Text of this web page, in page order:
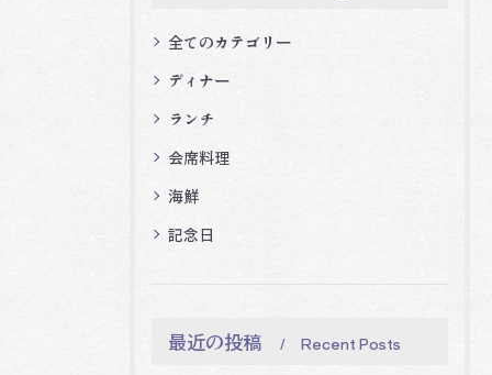
全てのカテゴリー
ディナー
ランチ
会席料理
海鮮
記念日
最近の投稿 Recent Posts